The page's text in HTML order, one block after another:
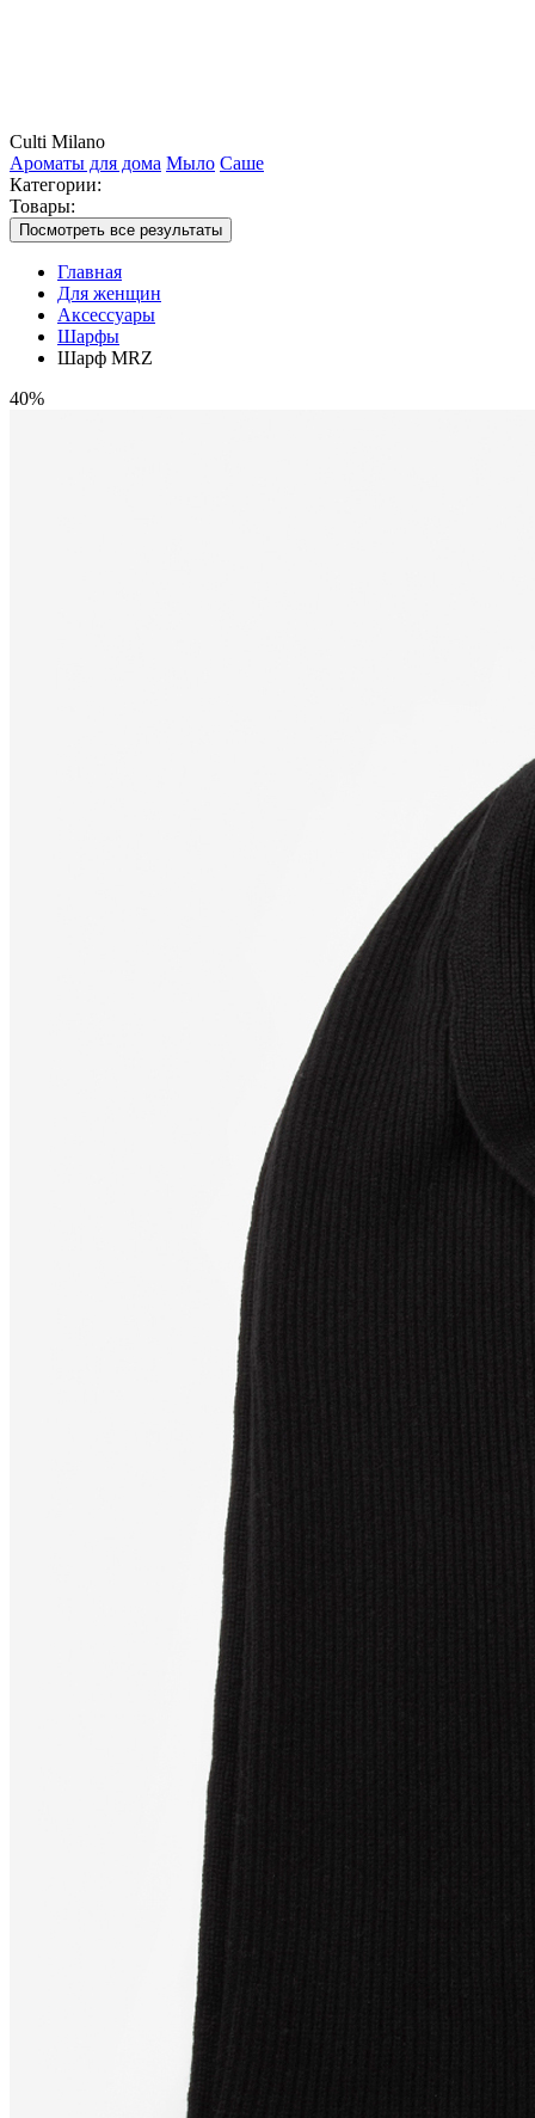
Culti Milano
Ароматы для дома Мыло Саше
Категории:
Товары:
Посмотреть все результаты
Главная
Для женщин
Аксессуары
Шарфы
Шарф MRZ
40%